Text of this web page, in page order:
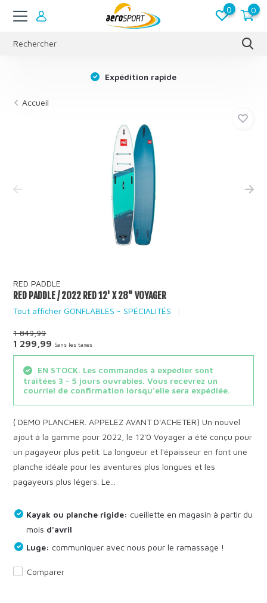
0 0
Expédition rapide
Accueil
RED PADDLE
RED PADDLE / 2022 RED 12' X 28" VOYAGER
Tout afficher GONFLABLES - SPÉCIALITÉS
1 849,99
1 299,99 Sans les taxes
EN STOCK. Les commandes à expédier sont
traitées 3 - 5 jours ouvrables. Vous recevrez un
courriel de confirmation lorsqu'elle sera expédiée.
( DEMO PLANCHER. APPELEZ AVANT D'ACHETER) Un nouvel
ajout à la gamme pour 2022, le 12'0 Voyager a été conçu pour
un pagayeur plus petit. La longueur et l'épaisseur en font une
planche idéale pour les aventures plus longues et les
pagayeurs plus légers. Le...
Kayak ou planche rigide: cueillette en magasin à partir du
mois d'avril
Luge: communiquer avec nous pour le ramassage !
Comparer